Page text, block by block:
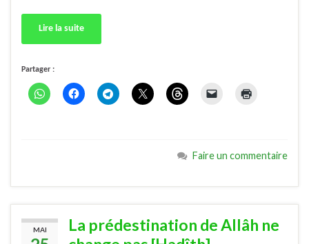
Lire la suite
Partager :
Faire un commentaire
MAI
La prédestination de Allâh ne